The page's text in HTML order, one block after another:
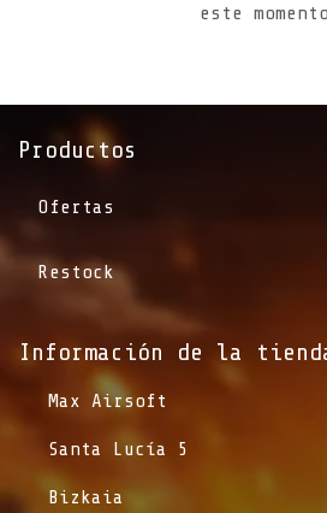
este
Productos
Ofertas
Restock
Información de la
​Max Airsoft
​Santa Lucía 5
​Bizkaia